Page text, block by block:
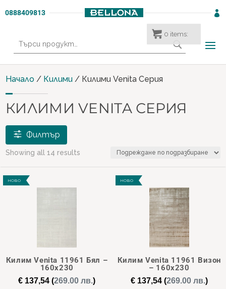
0888409813 
за:
Начало / Килими / Килими Venita Серия
КИЛИМИ VENITA СЕРИЯ
Филтър
Етикети
new (13)
138
Showing all 14 results
НОВО
Килим Venita 11961 Бял –
160х230
€ 137,54 (269.00 лв.)
НОВО
Килим Venita 11961 Визон
– 160х230
€137,54(269.00 лв.)
0 items: